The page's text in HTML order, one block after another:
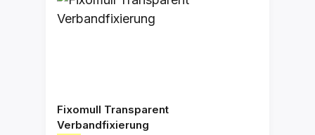
Fixomull Transparent
Verbandfixierung